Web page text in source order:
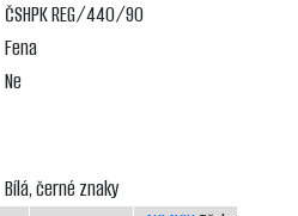
ČSHPK REG/440/90
Fena
Ne
Bílá, černé znaky